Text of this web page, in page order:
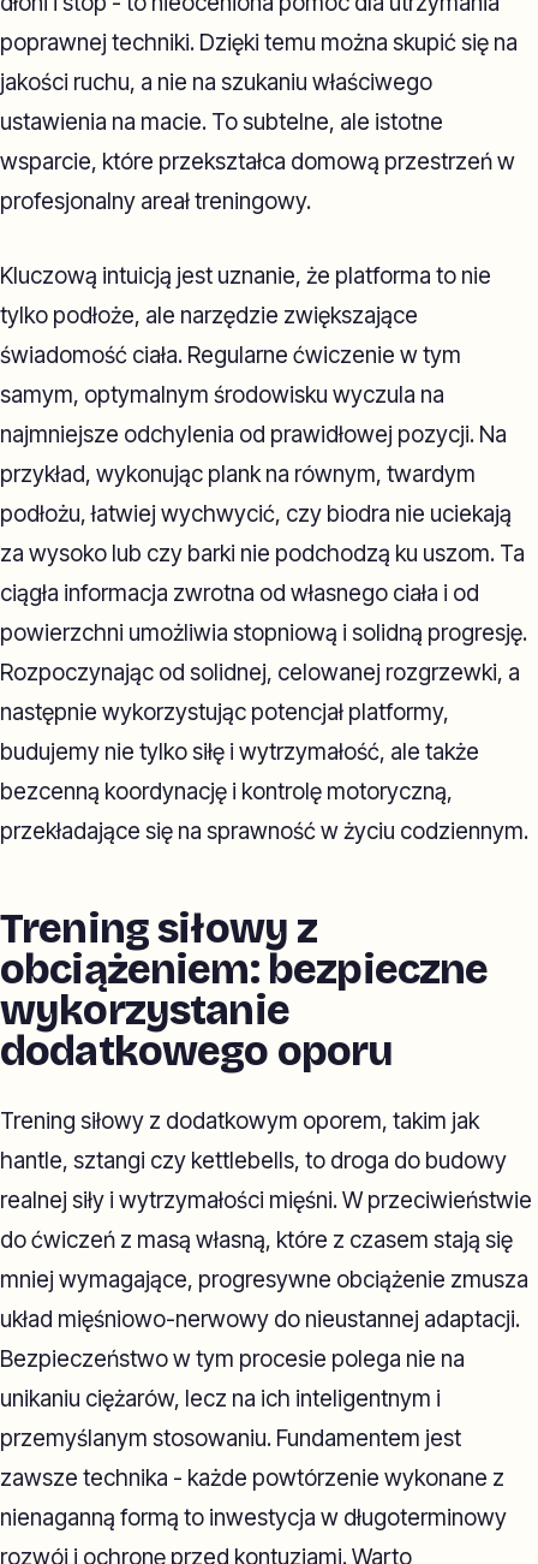
poprawnej techniki. Dzięki temu można skupić się na
jakości ruchu, a nie na szukaniu właściwego
ustawienia na macie. To subtelne, ale istotne
wsparcie, które przekształca domową przestrzeń w
profesjonalny areał treningowy.
Kluczową intuicją jest uznanie, że platforma to nie
tylko podłoże, ale narzędzie zwiększające
świadomość ciała. Regularne ćwiczenie w tym
samym, optymalnym środowisku wyczula na
najmniejsze odchylenia od prawidłowej pozycji. Na
przykład, wykonując plank na równym, twardym
podłożu, łatwiej wychwycić, czy biodra nie uciekają
za wysoko lub czy barki nie podchodzą ku uszom. Ta
ciągła informacja zwrotna od własnego ciała i od
powierzchni umożliwia stopniową i solidną progresję.
Rozpoczynając od solidnej, celowanej rozgrzewki, a
następnie wykorzystując potencjał platformy,
budujemy nie tylko siłę i wytrzymałość, ale także
bezcenną koordynację i kontrolę motoryczną,
przekładające się na sprawność w życiu codziennym.
Trening siłowy z
obciążeniem: bezpieczne
wykorzystanie
dodatkowego oporu
Trening siłowy z dodatkowym oporem, takim jak
hantle, sztangi czy kettlebells, to droga do budowy
realnej siły i wytrzymałości mięśni. W przeciwieństwie
do ćwiczeń z masą własną, które z czasem stają się
mniej wymagające, progresywne obciążenie zmusza
układ mięśniowo-nerwowy do nieustannej adaptacji.
Bezpieczeństwo w tym procesie polega nie na
unikaniu ciężarów, lecz na ich inteligentnym i
przemyślanym stosowaniu. Fundamentem jest
zawsze technika - każde powtórzenie wykonane z
nienaganną formą to inwestycja w długoterminowy
rozwój i ochronę przed kontuzjami. Warto